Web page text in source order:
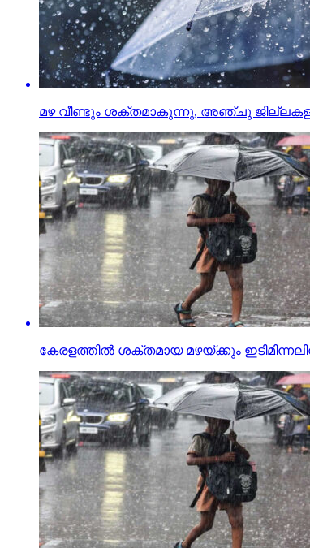
മഴ വീണ്ടും ശക്തമാകുന്നു, അഞ്ചു
കേരളത്തില്‍ ശക്തമായ മഴയ്ക്കും